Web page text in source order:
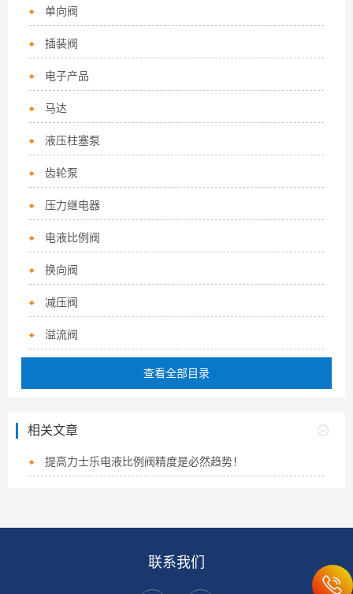
单向阀
插装阀
电子产品
马达
液压柱塞泵
齿轮泵
压力继电器
电液比例阀
换向阀
减压阀
溢流阀
查看全部目录
相关文章
提高力士乐电液比例阀精度是必然趋势！
联系我们